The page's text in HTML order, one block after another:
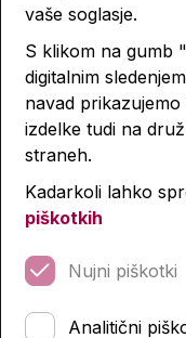
vaše soglasje.
S klikom na gumb
digitalnim
navad
izdelke tudi na
straneh.
Kadarkoli lahko
piškotkih
Nujni piškotki
Analitični